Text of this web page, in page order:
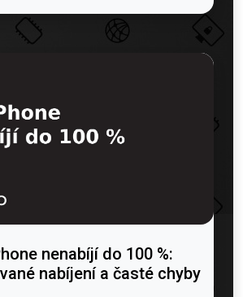
nenabíjí do 100 %:
nabíjení a časté chyby